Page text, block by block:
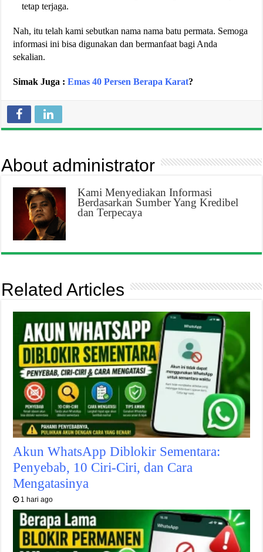
tetap terjaga.
Nah, itu telah kami sebutkan nama nama batu permata. Semoga
informasi ini bisa digunakan dan bermanfaat bagi Anda
sekalian.
Simak Juga :Emas 40 Persen Berapa Karat?
About administrator
Kami Menyediakan Informasi
Berdasarkan Sumber Yang Kredibel
dan Terpecaya
Related Articles
Akun WhatsApp Diblokir Sementara:
Penyebab, 10 Ciri-Ciri, dan Cara
Mengatasinya
1 hari ago